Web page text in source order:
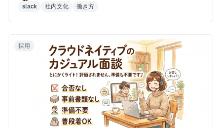
slack 社内文化 働き方
採用